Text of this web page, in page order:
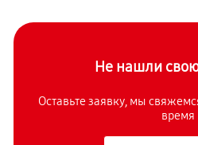
Не нашли
Оставьте заявку, мы
время